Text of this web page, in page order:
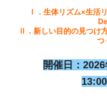
Ⅰ．生体リズム×生活
Ⅱ．新しい目的の見つけ
つ
開催日：2026